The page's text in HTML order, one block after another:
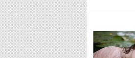
Official
Hinh Masew